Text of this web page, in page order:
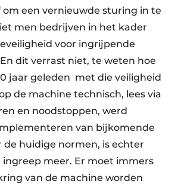
om een vernieuwde sturing in te
men bedrijven in het kader
voor ingrijpende
dit verrast niet, te weten hoe
jaar geleden met die veiligheid
de machine technisch, lees via
en noodstoppen, werd
van bijkomende
de huidige normen, is echter
meer. Er moet immers
van de machine worden